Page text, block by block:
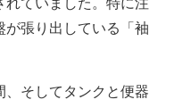
れていました。特に注
が張り出している「袖
、そしてタンクと便器